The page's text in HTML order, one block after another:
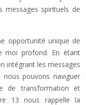
messages spirituels de
opportunité unique de
moi profond. En étant
intégrant les messages
pouvons naviguer
de transformation et
13 nous rappelle la